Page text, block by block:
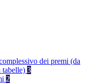
dei premi (da
tabelle) 3
2